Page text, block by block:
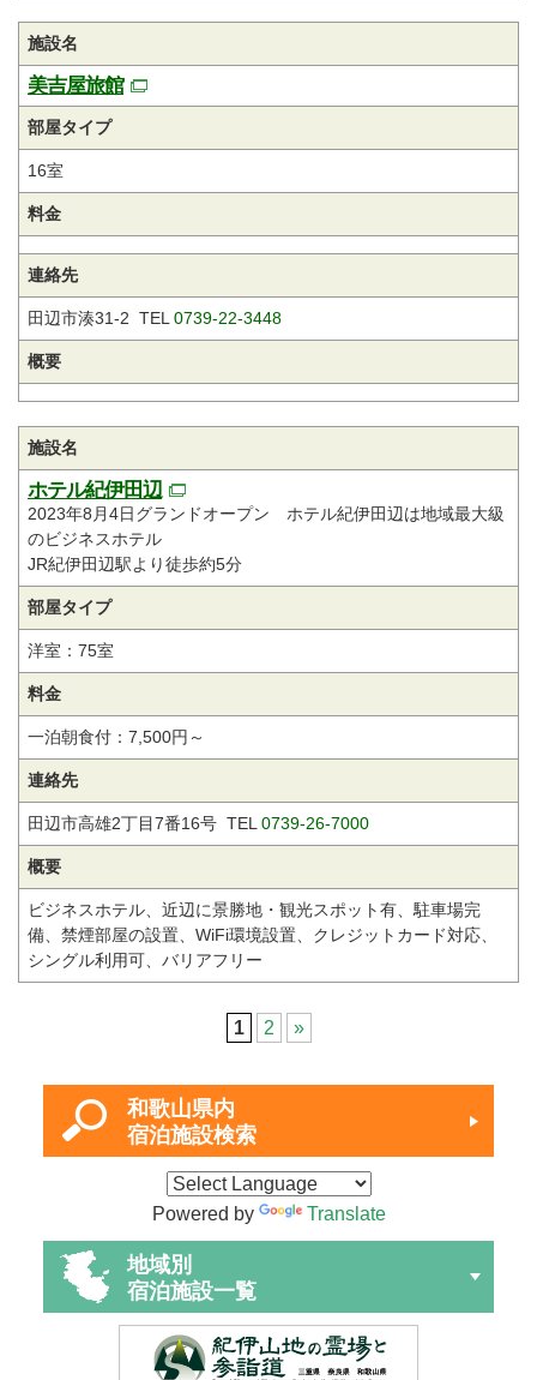
施設名
美吉屋旅館
部屋タイプ
16室
料金
連絡先
田辺市湊31-2 TEL 0739-22-3448
概要
施設名
ホテル紀伊田辺
2023年8月4日グランドオープン ホテル紀伊田辺は地域最大級
のビジネスホテル
JR紀伊田辺駅より徒歩約5分
部屋タイプ
洋室：75室
料金
一泊朝食付：7,500円～
連絡先
田辺市高雄2丁目7番16号 TEL 0739-26-7000
概要
ビジネスホテル、近辺に景勝地・観光スポット有、駐車場完
備、禁煙部屋の設置、WiFi環境設置、クレジットカード対応、
シングル利用可、バリアフリー
1 2 »
和歌山県内
宿泊施設検索
Powered by Translate
地域別
宿泊施設一覧